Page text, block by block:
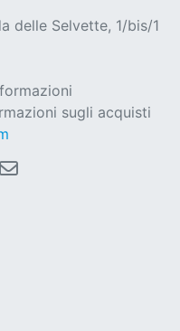
delle Selvette, 1/bis/1
sugli acquisti